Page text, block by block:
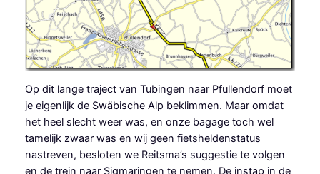
Op dit lange traject van Tubingen naar Pfullendorf moet
je eigenlijk de Swäbische Alp beklimmen. Maar omdat
het heel slecht weer was, en onze bagage toch wel
tamelijk zwaar was en wij geen fietsheldenstatus
nastreven, besloten we Reitsma’s suggestie te volgen
en de trein naar Sigmaringen te nemen. De instap in de